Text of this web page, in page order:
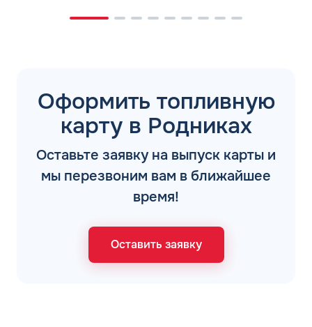
Оформить топливную
карту в Родниках
Оставьте заявку на выпуск карты и
мы перезвоним вам в ближайшее
время!
Оставить заявку